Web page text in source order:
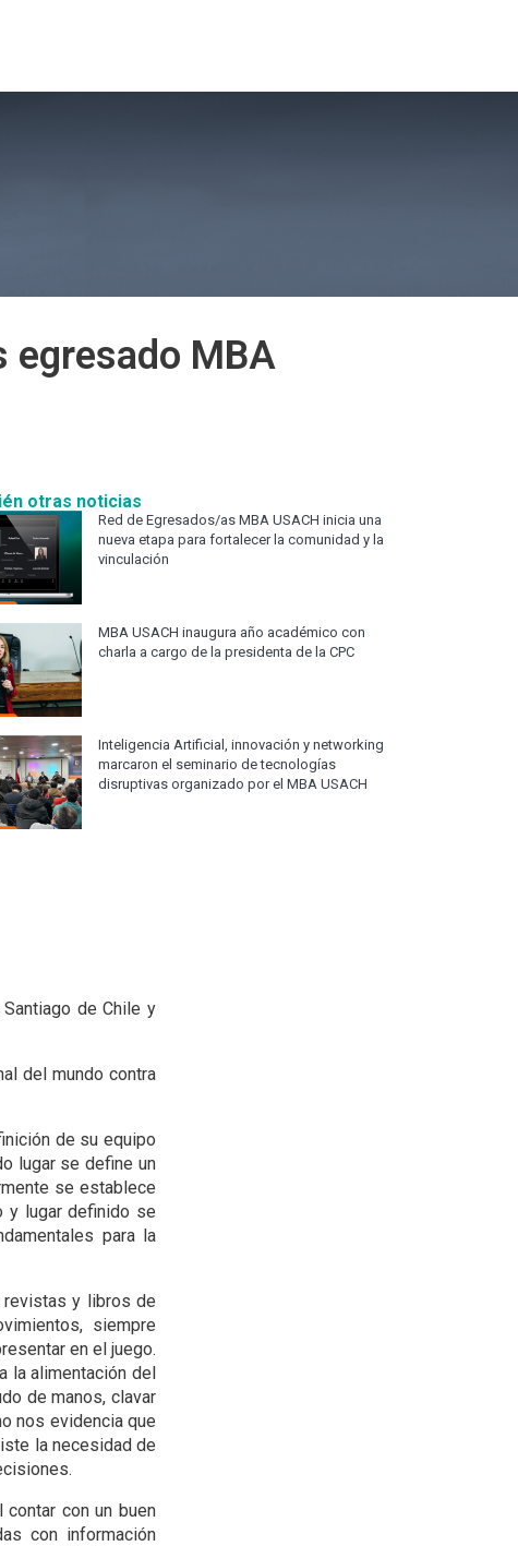
egresado MBA
otras noticias
Red de Egresados/as MBA USACH inicia una
nueva etapa para fortalecer la comunidad y la
vinculación
MBA USACH inaugura año académico con
charla a cargo de la presidenta de la CPC
Inteligencia Artificial, innovación y networking
marcaron el seminario de tecnologías
disruptivas organizado por el MBA USACH
de Chile y
del mundo contra
de su equipo
lugar se define un
se establece
y lugar definido se
para la
revistas y libros de
siempre
en el juego.
la alimentación del
de manos, clavar
nos evidencia que
la necesidad de
con un buen
con información